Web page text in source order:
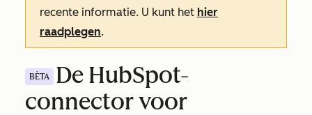
recente informatie. U kunt het hier
raadplegen.
BÈTA
De HubSpot-
connector voor